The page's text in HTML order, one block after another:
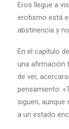
Eros llegue a
erotismo está
abstinencia y
En el capítulo
una afirmación
de ver,
pensamiento:
siguen, aunque
a un estado